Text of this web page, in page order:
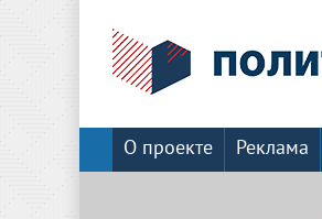
О проекте Реклама